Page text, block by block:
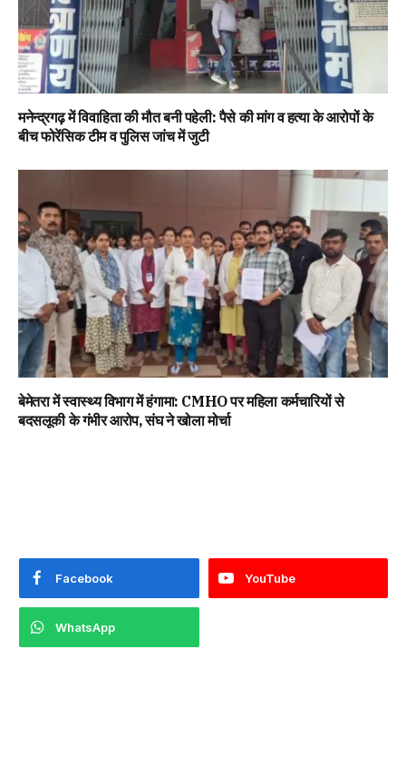
मनेन्द्रगढ़ में विवाहिता की मौत बनी पहेली: पैसे की मांग व हत्या के आरोपों के
बीच फोरेंसिक टीम व पुलिस जांच में जुटी
बेमेतरा में स्वास्थ्य विभाग में हंगामा: CMHO पर महिला कर्मचारियों से
बदसलूकी के गंभीर आरोप, संघ ने खोला मोर्चा
Facebook YouTube
WhatsApp